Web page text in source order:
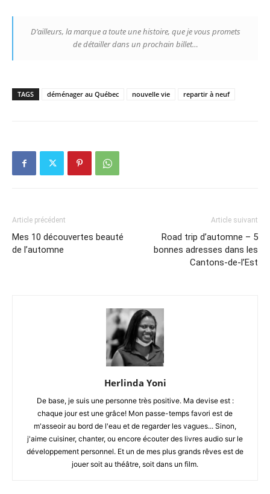
D’ailleurs, la marque a toute une histoire, que je vous promets
de détailler dans un prochain billet…
TAGS déménager au Québec nouvelle vie repartir à neuf
Article précédent
Mes 10 découvertes beauté
de l’automne
Article suivant
Road trip d’automne – 5
bonnes adresses dans les
Cantons-de-l’Est
Herlinda Yoni
De base, je suis une personne très positive. Ma devise est :
chaque jour est une grâce! Mon passe-temps favori est de
m'asseoir au bord de l'eau et de regarder les vagues... Sinon,
j'aime cuisiner, chanter, ou encore écouter des livres audio sur le
développement personnel. Et un de mes plus grands rêves est de
jouer soit au théâtre, soit dans un film.